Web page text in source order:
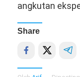
angkutan
Share